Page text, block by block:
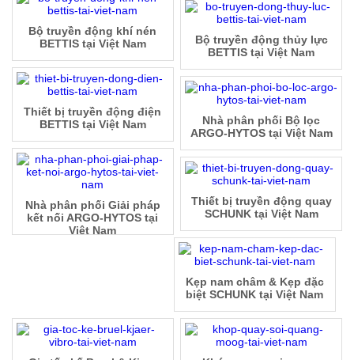
Bộ truyền động khí nén
BETTIS tại Việt Nam
Bộ truyền động thủy lực
BETTIS tại Việt Nam
Thiết bị truyền động điện
BETTIS tại Việt Nam
Nhà phân phối Bộ lọc
ARGO-HYTOS tại Việt Nam
Nhà phân phối Giải pháp
kết nối ARGO-HYTOS tại
Việt Nam
Thiết bị truyền động quay
SCHUNK tại Việt Nam
Kẹp nam châm & Kẹp đặc
biệt SCHUNK tại Việt Nam